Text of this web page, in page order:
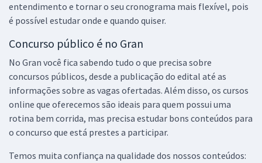
entendimento e tornar o seu cronograma mais flexível, pois
é possível estudar onde e quando quiser.
Concurso público é no Gran
No Gran você fica sabendo tudo o que precisa sobre
concursos públicos, desde a publicação do edital até as
informações sobre as vagas ofertadas. Além disso, os cursos
online que oferecemos são ideais para quem possui uma
rotina bem corrida, mas precisa estudar bons conteúdos para
o concurso que está prestes a participar.
Temos muita confiança na qualidade dos nossos conteúdos: